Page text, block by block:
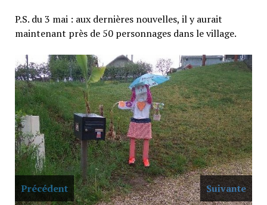
P.S. du 3 mai : aux dernières nouvelles, il y aurait
maintenant près de 50 personnages dans le village.
Précédent Suivante